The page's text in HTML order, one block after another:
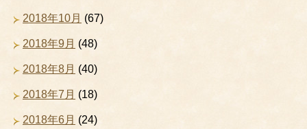
2018年10月 (67)
2018年9月 (48)
2018年8月 (40)
2018年7月 (18)
2018年6月 (24)